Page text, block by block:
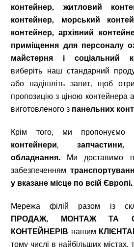
контейнер, житловий
контейнер, морський
контейнер, архівний
приміщення для персоналу
майстерня і соціальний
виберіть наш стандарний
або надішліть запит, щоб
пропозицію з ціною контейнера
виготовленого з панельних
Крім того, ми пропонуємо
контейнери,
обладнання. Ми доставимо
забезпеченням
у вказане місце по всій Європі.
Мережа філій разом із
ПРОДАЖ, МОНТАЖ ТА
КОНТЕЙНЕРІВ нашим
тому числі в найбільших містах,